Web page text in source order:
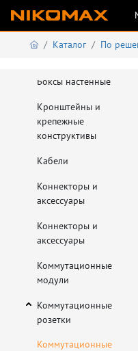
Каталог По
кабельных линий
Решения для
Боксы настенные
Кронштейны и
крепежные
конструктивы
Кабели
Коннекторы и
аксессуары
Коннекторы и
аксессуары
Коммутационные
модули
Коммутационные
розетки
Коммутационные